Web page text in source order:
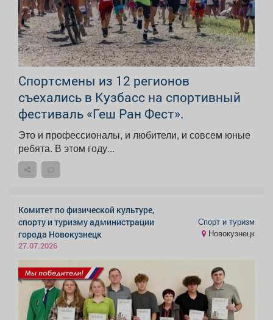
Спортсмены из 12 регионов
съехались в Кузбасс на спортивный
фестиваль «Геш Ран Фест».
Это и профессионалы, и любители, и совсем юные
ребята. В этом году...
Комитет по физической культуре,
спорту и туризму администрации
города Новокузнецк
27.07.2026
Спорт и туризм
Новокузнецк